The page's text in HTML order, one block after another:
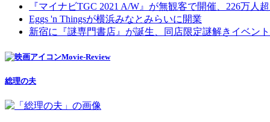
『マイナビTGC 2021 A/W』が無観客で開催、226万人
Eggs 'n Thingsが横浜みなとみらいに開業
新宿に『謎専門書店』が誕生、同店限定謎解きイベン
Movie-Review
総理の夫